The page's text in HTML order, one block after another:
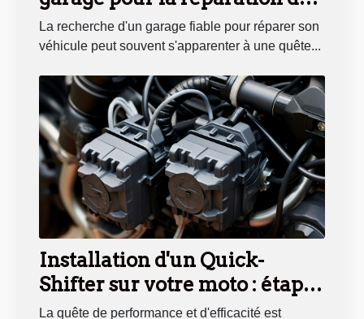
votre voiture à Lyon
La recherche d'un garage fiable pour réparer son
véhicule peut souvent s'apparenter à une quête...
Installation d'un Quick-
Shifter sur votre moto : étapes
et conseils
La quête de performance et d'efficacité est